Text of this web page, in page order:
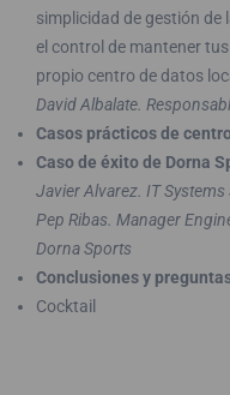
simplicidad de gestión de
el control de mantener
propio centro de datos
David Albalate.
Casos prácticos de
Caso de éxito de Dorna
Javier Alvarez. IT
Pep Ribas. Manager
Dorna Sports
Conclusiones y
Cocktail